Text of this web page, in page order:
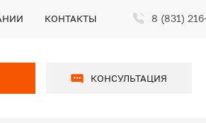
КОНТАКТЫ 8 (831)
КОНСУЛЬТАЦИЯ